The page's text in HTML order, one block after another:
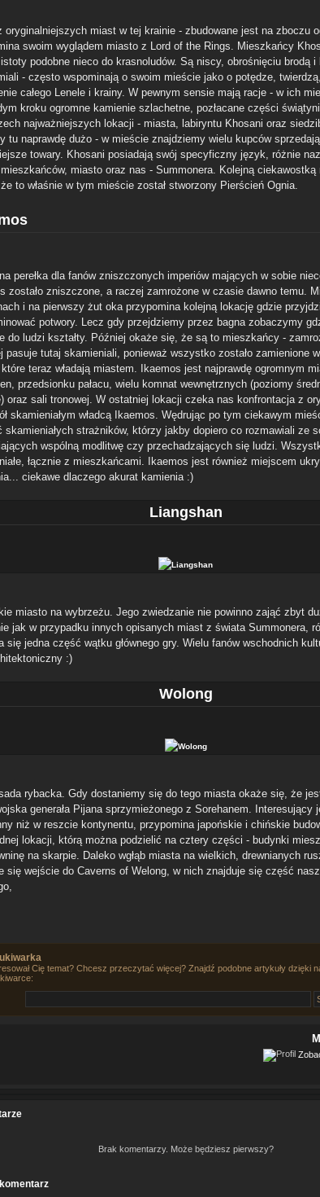
oryginalniejszych miast w tej krainie - zbudowane jest na zboczu
swoim wyglądem miasto z Lord of the Rings. Mieszkańcy
podobne nieco do krasnoludów. Są niscy, obrośnięciu brodą i
- często wspominają o swoim mieście jako o potędze,
całego Lenele i krainy. W pewnym sensie mają racje - w ich
kroku ogromne kamienie szlachetne, pozłacane części
najważniejszych lokacji - miasta, labiryntu Khosani oraz
tu naprawdę dużo - w mieście znajdziemy wielu kupców
towary. Khosani posiadają swój specyficzny język, różnie
miasto oraz nas - Summonera. Kolejną ciekawostką
to właśnie w tym mieście został stworzony Pierścień Ognia.
perełka dla fanów zniszczonych imperiów mających w sobie
zostało zniszczone, a raczej zamrożone w czasie dawno temu.
i na pierwszy żut oka przypomina kolejną lokację gdzie
potwory. Lecz gdy przejdziemy przez bagna zobaczymy
do ludzi kształty. Później okaże się, że są to mieszkańcy -
pasuje tutaj skamieniali, ponieważ wszystko zostało zamienione
teraz władają miastem. Ikaemos jest najprawdę ogromnym
przedsionku pałacu, wielu komnat wewnętrznych (poziomy
oraz sali tronowej. W ostatniej lokacji czeka nas konfrontacja z
skamieniałym władcą Ikaemos. Wędrując po tym ciekawym
skamieniałych strażników, którzy jakby dopiero co rozmawiali ze
wspólną modlitwę czy przechadzających się ludzi.
łącznie z mieszkańcami. Ikaemos jest również miejscem
ciekawe dlaczego akurat kamienia :)
Liangshan
miasto na wybrzeżu. Jego zwiedzanie nie powinno zająć zbyt
jak w przypadku innych opisanych miast z świata Summonera,
się jedna część wątku głównego gry. Wielu fanów wschodnich
:)
Wolong
rybacka. Gdy dostaniemy się do tego miasta okaże się, że
generała Pijana sprzymieżonego z Sorehanem. Interesujący
niż w reszcie kontynentu, przypomina japońskie i chińskie
lokacji, którą można podzielić na cztery części - budynki
na skarpie. Daleko wgłąb miasta na wielkich, drewnianych
się wejście do Caverns of Welong, w nich znajduje się część
Cię temat? Chcesz przeczytać więcej? Znajdź podobne artykuły dzięki
Brak komentarzy. Może będziesz pierwszy?